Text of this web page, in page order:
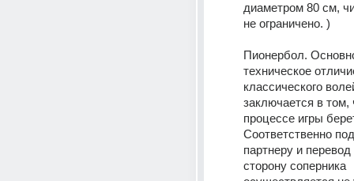
диаметром 80 см,
не ограничено. )
Пионербол.
техническое
классического
заключается в том,
процессе игры
Соответственно
партнеру и
сторону соперника